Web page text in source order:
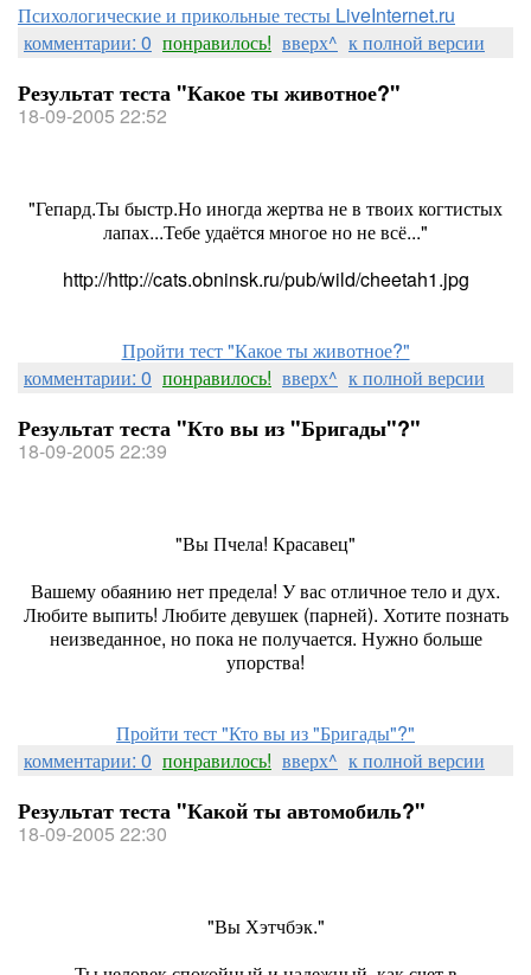
Психологические и прикольные тесты LiveInternet.ru
комментарии: 0 понравилось! вверх^ к полной версии
Результат теста "Какое ты животное?"
18-09-2005 22:52
"Гепард.Ты быстр.Но иногда жертва не в твоих когтистых
лапах...Тебе удаётся многое но не всё..."
http://http://cats.obninsk.ru/pub/wild/cheetah1.jpg
Пройти тест "Какое ты животное?"
комментарии: 0 понравилось! вверх^ к полной версии
Результат теста "Кто вы из "Бригады"?"
18-09-2005 22:39
"Вы Пчела! Красавец"
Вашему обаянию нет предела! У вас отличное тело и дух.
Любите выпить! Любите девушек (парней). Хотите познать
неизведанное, но пока не получается. Нужно больше
упорства!
Пройти тест "Кто вы из "Бригады"?"
комментарии: 0 понравилось! вверх^ к полной версии
Результат теста "Какой ты автомобиль?"
18-09-2005 22:30
"Вы Хэтчбэк."